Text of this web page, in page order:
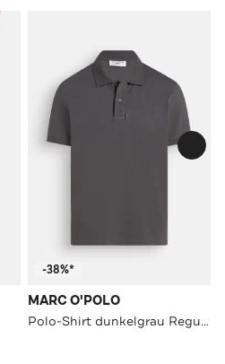
-38%*
MARC O'POLO
Polo-Shirt dunkelgrau Regular